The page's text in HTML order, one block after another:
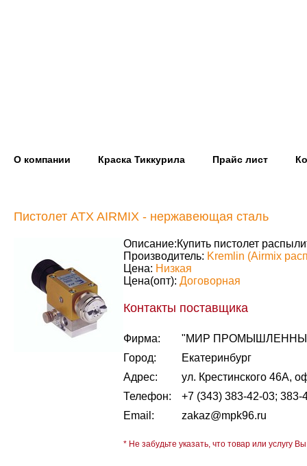
О компании Краска Тиккурила Прайс лист
Пистолет ATX AIRMIX - нержавеющая сталь
Описание:Купить пистолет
Производитель: Kremlin (Airmix
Цена: Низкая
Цена(опт): Договорная
Контакты поставщика
Фирма:
"МИР
Город:
Екатеринбург
Адрес:
ул. Крестинского 46А,
Телефон:
+7 (343) 383-42-03; 383-
Email:
zakaz@mpk96.ru
* Не забудьте указать, что товар или услугу